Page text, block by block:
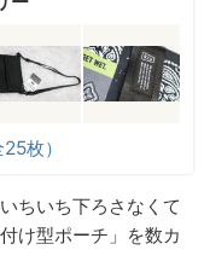
枚）
ちいち下ろさなくて
け型ポーチ」を数カ